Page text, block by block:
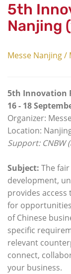
5th
Nanjing
Messe Nanjing
5th Innovation
16 - 18
Organizer:
Location:
Support: CNBW
Subject: The
development,
provides
for
of Chinese
specific
relevant
connect,
your business.